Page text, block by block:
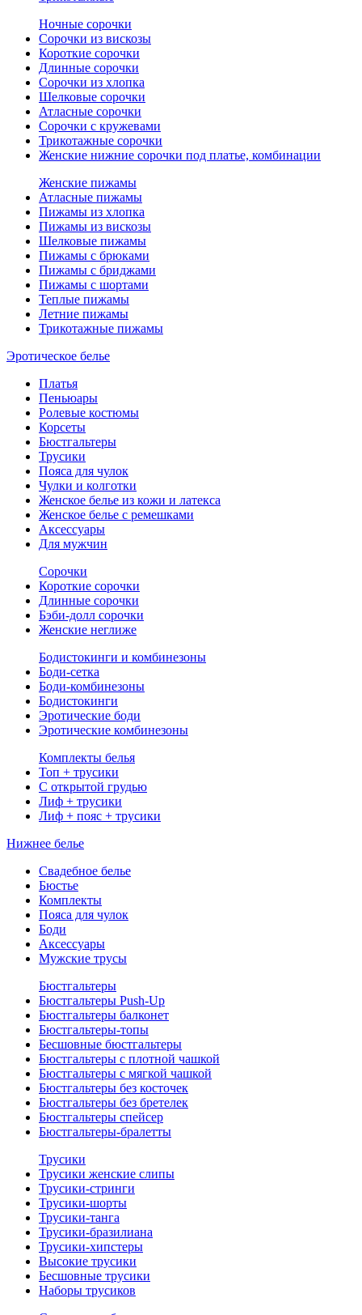
Ночные сорочки
Сорочки из вискозы
Короткие сорочки
Длинные сорочки
Сорочки из хлопка
Шелковые сорочки
Атласные сорочки
Сорочки с кружевами
Трикотажные сорочки
Женские нижние сорочки под платье, комбинации
Женские пижамы
Атласные пижамы
Пижамы из хлопка
Пижамы из вискозы
Шелковые пижамы
Пижамы с брюками
Пижамы с бриджами
Пижамы с шортами
Теплые пижамы
Летние пижамы
Трикотажные пижамы
Эротическое белье
Платья
Пеньюары
Ролевые костюмы
Корсеты
Бюстгальтеры
Трусики
Пояса для чулок
Чулки и колготки
Женское белье из кожи и латекса
Женское белье с ремешками
Аксессуары
Для мужчин
Сорочки
Короткие сорочки
Длинные сорочки
Бэби-долл сорочки
Женские неглиже
Бодистокинги и комбинезоны
Боди-сетка
Боди-комбинезоны
Бодистокинги
Эротические боди
Эротические комбинезоны
Комплекты белья
Топ + трусики
С открытой грудью
Лиф + трусики
Лиф + пояс + трусики
Нижнее белье
Свадебное белье
Бюстье
Комплекты
Пояса для чулок
Боди
Аксессуары
Мужские трусы
Бюстгальтеры
Бюстгальтеры Push-Up
Бюстгальтеры балконет
Бюстгальтеры-топы
Бесшовные бюстгальтеры
Бюстгальтеры с плотной чашкой
Бюстгальтеры с мягкой чашкой
Бюстгальтеры без косточек
Бюстгальтеры без бретелек
Бюстгальтеры спейсер
Бюстгальтеры-бралетты
Трусики
Трусики женские слипы
Трусики-стринги
Трусики-шорты
Трусики-танга
Трусики-бразилиана
Трусики-хипстеры
Высокие трусики
Бесшовные трусики
Наборы трусиков